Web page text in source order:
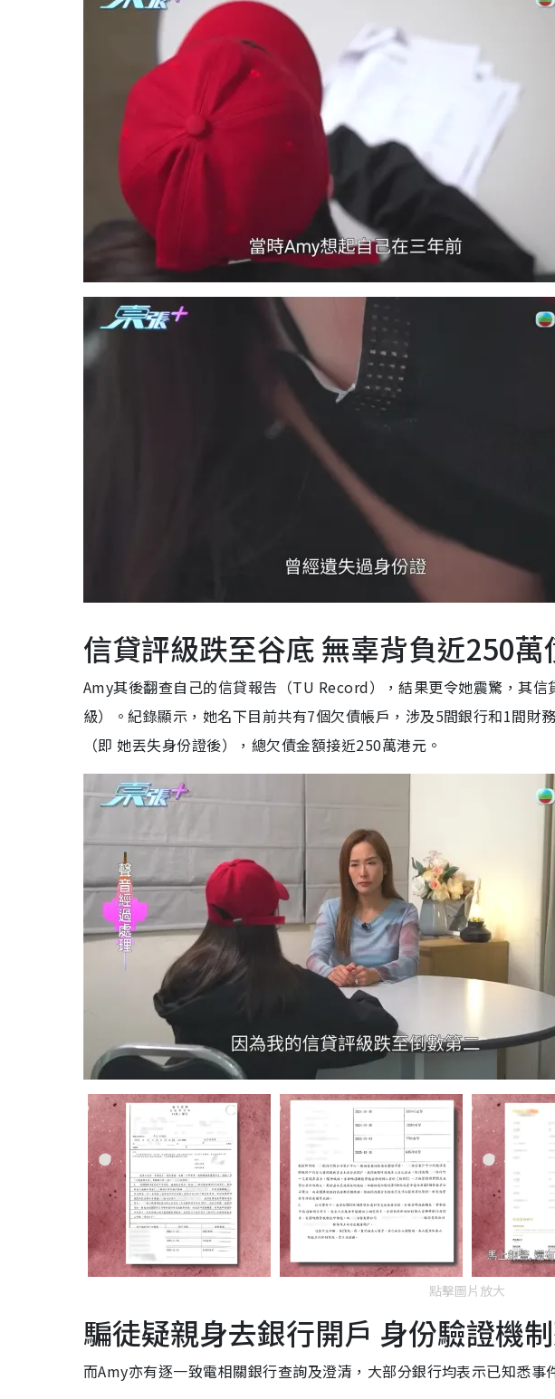
信貸評級跌至谷底 無辜背負近250萬
Amy其後翻查自己的信貸報告（TU Record），結果更令她震驚，其
級）。紀錄顯示，她名下目前共有7個欠債帳戶，涉及5間銀行和1間財
（即 她丟失身份證後），總欠債金額接近250萬港元。
點擊圖片放大
騙徒疑親身去銀行開戶 身份驗證機
而Amy亦有逐一致電相關銀行查詢及澄清，大部分銀行均表示已知悉